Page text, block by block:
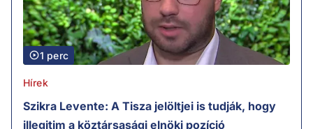
1 perc
Hírek
Szikra Levente: A Tisza jelöltjei is tudják, hogy
illegitim a köztársasági elnöki pozíció